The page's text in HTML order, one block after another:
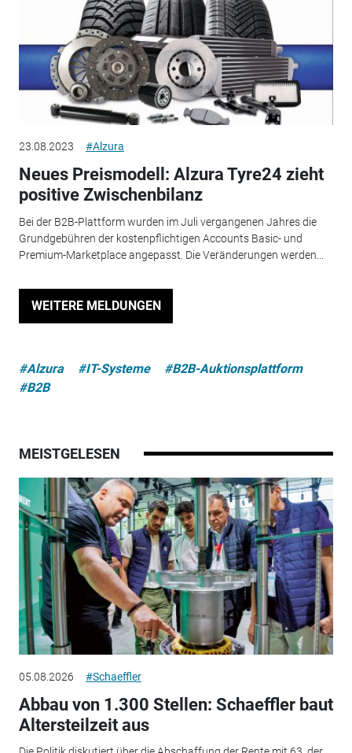
23.08.2023 #Alzura
Neues Preismodell: Alzura Tyre24 zieht
positive Zwischenbilanz
Bei der B2B-Plattform wurden im Juli vergangenen Jahres die
Grundgebühren der kostenpflichtigen Accounts Basic- und
Premium-Marketplace angepasst. Die Veränderungen werden...
WEITERE MELDUNGEN
#Alzura #IT-Systeme
#B2B-Auktionsplattform
#B2B
MEISTGELESEN
05.08.2026 #Schaeffler
Abbau von 1.300 Stellen: Schaeffler baut
Altersteilzeit aus